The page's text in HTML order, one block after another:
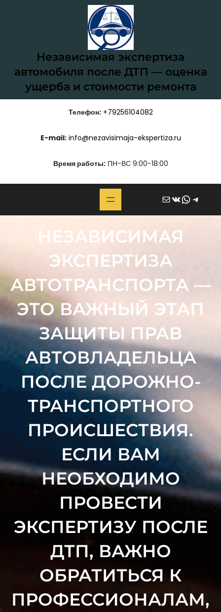
Независимая экспертиза
автомобиля после ДТП — оценка
ущерба и стоимости ремонта
Телефон: +79256104082
E-mail: info@nezavisimaja-ekspertiza.ru
Время работы:ПН-ВС 9:00-18:00
Почта ВКонтакте WhatsApp Telegram
НЕЗАВИСИМАЯ
ЭКСПЕРТИЗА
АВТОТРАНСПОРТА —
ЭТО ВАЖНЫЙ ЭТАП
ЗАЩИТЫ ПРАВ
АВТОВЛАДЕЛЬЦА
ПОСЛЕ ДОРОЖНО-
ТРАНСПОРТНОГО
ПРОИСШЕСТВИЯ.
ЕСЛИ ВАМ
НЕОБХОДИМО
ПРОВЕСТИ
ЭКСПЕРТИЗУ ПОСЛЕ
ДТП, ВАЖНО
ОБРАТИТЬСЯ К
ПРОФЕССИОНАЛАМ,